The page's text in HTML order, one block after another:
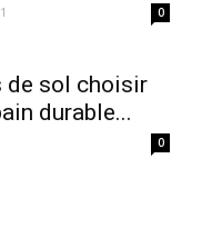
0
de sol choisir
durable...
0